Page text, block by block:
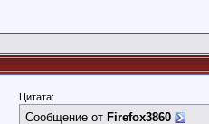
Цитата:
Сообщение от Firefox3860